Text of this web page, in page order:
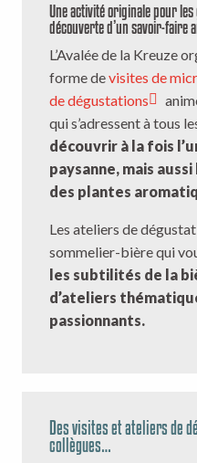
Une activité originale pour
découverte d’un savoir-faire
L’Avalée de la Kreuze
forme devisites de
de dégustations
qui s’adressent à tous
découvrir à la fois
paysanne, mais
des plantes
Les ateliers de
sommelier-bière qui
les subtilités de la
d’ateliers
passionnants.
Des visites et ateliers de
collègues…